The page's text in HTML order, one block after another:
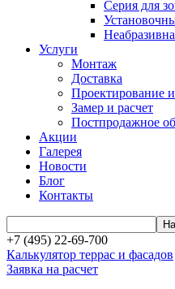
Серия для
Услуги
Монтаж
Доставка
Проектирование
Замер и расчет
Постпродажное
Акции
Галерея
Новости
Блог
Контакты
+7 (495) 22-69-700
Калькулятор террас и фасадов
Заявка на расчет